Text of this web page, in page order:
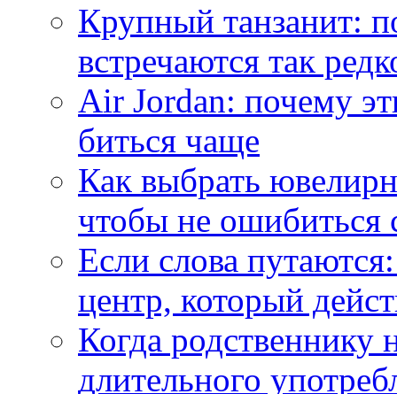
Крупный танзанит:
встречаются так
Air Jordan: почему
биться чаще
Как выбрать
чтобы не ошибиться
Если слова
центр, который
Когда
длительного